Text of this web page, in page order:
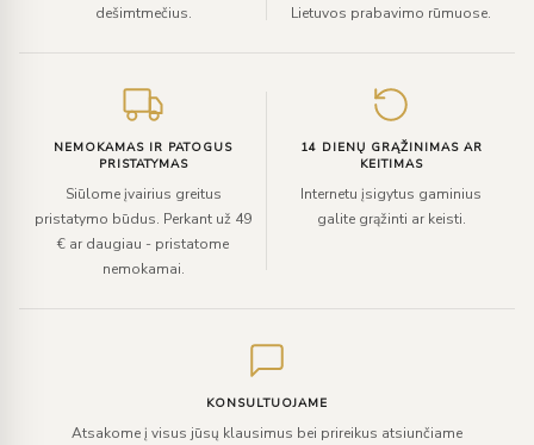
dešimtmečius.
Lietuvos prabavimo rūmuose.
NEMOKAMAS IR PATOGUS
PRISTATYMAS
Siūlome įvairius greitus
pristatymo būdus. Perkant už 49
€ ar daugiau - pristatome
nemokamai.
14 DIENŲ GRĄŽINIMAS AR
KEITIMAS
Internetu įsigytus gaminius
galite grąžinti ar keisti.
KONSULTUOJAME
Atsakome į visus jūsų klausimus bei prireikus atsiunčiame